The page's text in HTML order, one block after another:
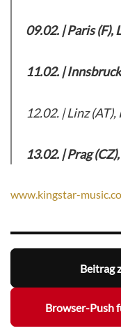
09.02. | Paris
11.02. |
12.02. | Linz
13.02. | Prag
www.kingstar-
Beitrag
Browser-Push